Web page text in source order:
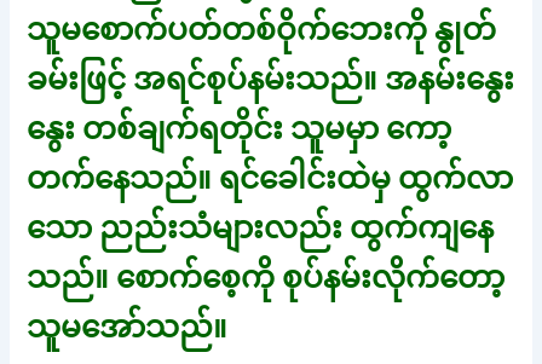
သူမစောက်ပတ်တစ်ဝိုက်ဘေးကို နွုတ်
ခမ်းဖြင့် အရင်စုပ်နမ်းသည်။ အနမ်းနွေး
နွေး တစ်ချက်ရတိုင်း သူမမှာ ကော့
တက်နေသည်။ ရင်ခေါင်းထဲမှ ထွက်လာ
သော ညည်းသံများလည်း ထွက်ကျနေ
သည်။ စောက်စေ့ကို စုပ်နမ်းလိုက်တော့
သူမအော်သည်။